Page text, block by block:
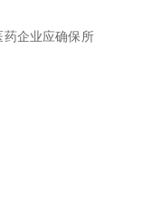
企业应确保所